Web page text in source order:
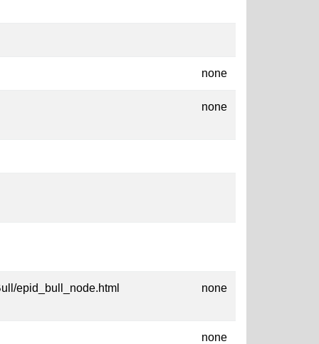
none
none
epid_bull_node.html none
none